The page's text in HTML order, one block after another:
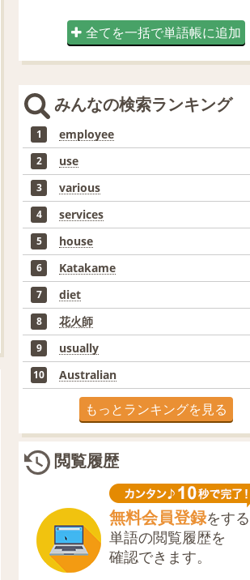
全てを一括で単語帳に追加
みんなの検索ランキング
1 employee
2 use
3 various
4 services
5 house
6 Katakame
7 diet
8 花火師
9 usually
10 Australian
もっとランキングを見る
閲覧履歴
無料会員登録をする
単語の閲覧履歴を
確認できます。